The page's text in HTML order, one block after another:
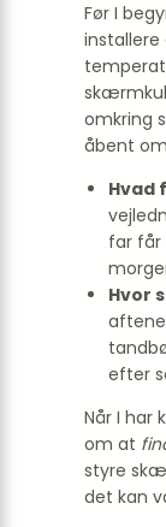
Før I
omkring
åbent
Hvad
far får
Hvor
efter
Når I har
om at
styre
det kan